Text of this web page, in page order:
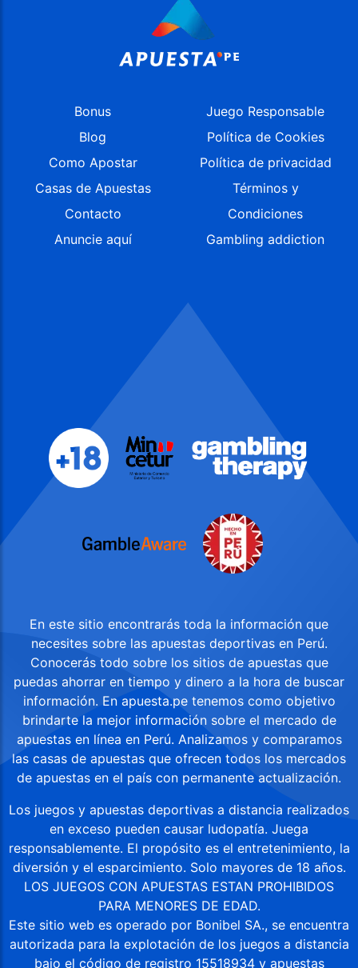
Bonus
Blog
Como Apostar
Casas de Apuestas
Contacto
Anuncie aquí
Juego Responsable
Política de Cookies
Política de privacidad
Términos y
Condiciones
Gambling addiction
En este sitio encontrarás toda la información que
necesites sobre las apuestas deportivas en Perú.
Conocerás todo sobre los sitios de apuestas que
puedas ahorrar en tiempo y dinero a la hora de buscar
información. En apuesta.pe tenemos como objetivo
brindarte la mejor información sobre el mercado de
apuestas en línea en Perú. Analizamos y comparamos
las casas de apuestas que ofrecen todos los mercados
de apuestas en el país con permanente actualización.
Los juegos y apuestas deportivas a distancia realizados
en exceso pueden causar ludopatía. Juega
responsablemente. El propósito es el entretenimiento, la
diversión y el esparcimiento. Solo mayores de 18 años.
LOS JUEGOS CON APUESTAS ESTAN PROHIBIDOS
PARA MENORES DE EDAD.
Este sitio web es operado por Bonibel SA., se encuentra
autorizada para la explotación de los juegos a distancia
bajo el código de registro 15518934 y apuestas